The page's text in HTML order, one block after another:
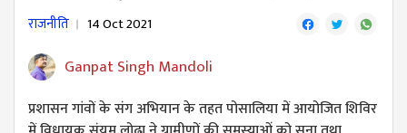
राजनीति 14 Oct 2021
Ganpat Singh Mandoli
प्रशासन गांवों के संग अभियान के तहत पोसालिया में आयोजित शिविर